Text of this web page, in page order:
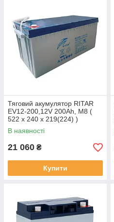
Тяговий акумулятор RITAR
EV12-200,12V 200Ah, M8 (
522 х 240 х 219(224) )
В наявності
21 060 ₴
Купити